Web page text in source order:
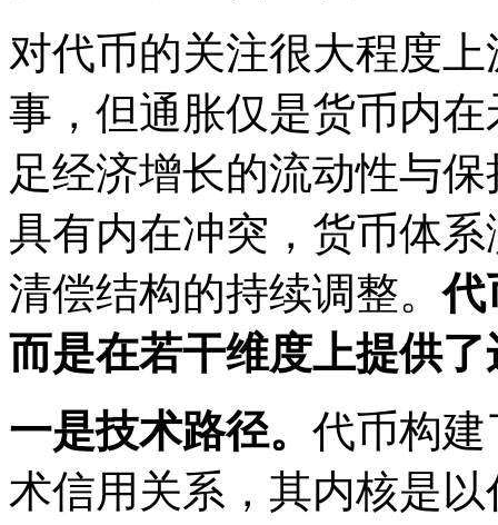
对代币的关注很大程度
事，但通胀仅是货币内
足经济增长的流动性与
具有内在冲突，货币体
清偿结构的持续调整。代
而是在若干维度上提供
一是技术路径。 代币构
术信用关系，其内核是